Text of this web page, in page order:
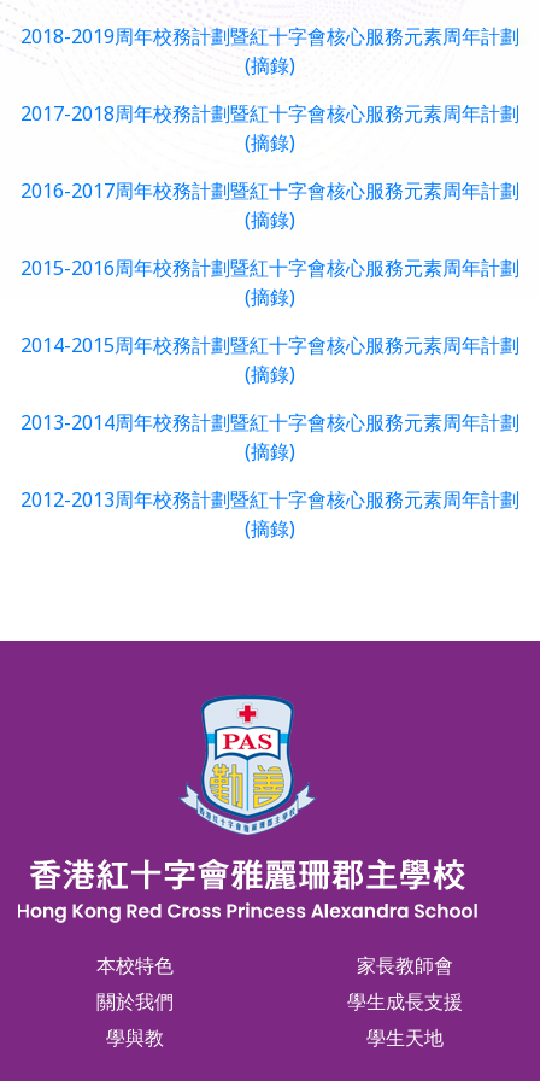
2018-2019周年校務計劃暨紅十字會核心服務元素周年計劃
(摘錄)
2017-2018周年校務計劃暨紅十字會核心服務元素周年計劃
(摘錄)
2016-2017周年校務計劃暨紅十字會核心服務元素周年計劃
(摘錄)
2015-2016周年校務計劃暨紅十字會核心服務元素周年計劃
(摘錄)
2014-2015周年校務計劃暨紅十字會核心服務元素周年計劃
(摘錄)
2013-2014周年校務計劃暨紅十字會核心服務元素周年計劃
(摘錄)
2012-2013周年校務計劃暨紅十字會核心服務元素周年計劃
(摘錄)
本校特色
關於我們
學與教
家長教師會
學生成長支援
學生天地